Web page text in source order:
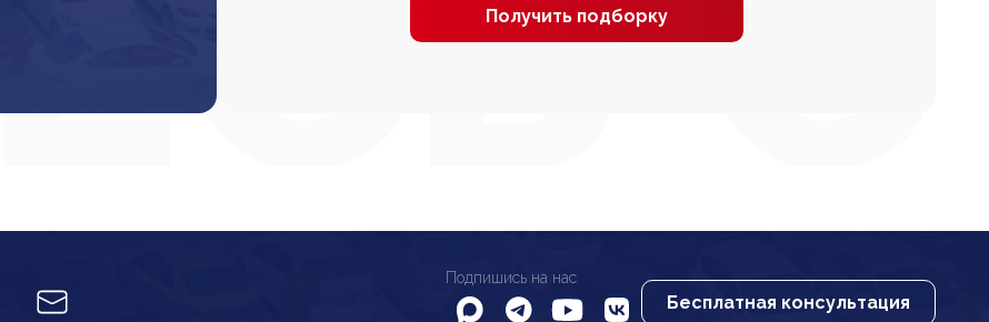
Получить подборку
Подпишись на нас
Бесплатная консультация